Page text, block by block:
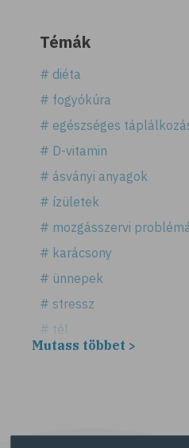
Témák
# diéta
# fogyókúra
# egészséges
# D-vitamin
# ásványi anyagok
# ízületek
# mozgásszervi
# karácsony
# ünnepek
# stressz
# tél
# fűszerek
# fahéj
Mutass többet >